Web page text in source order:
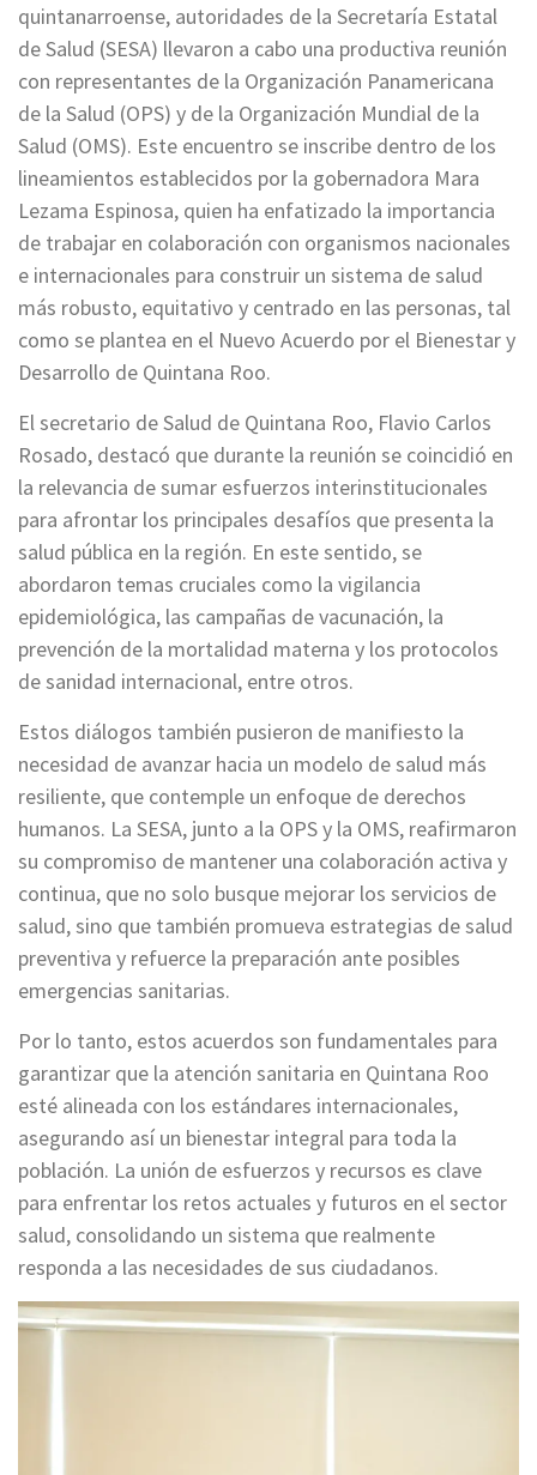
quintanarroense, autoridades de la Secretaría Estatal
de Salud (SESA) llevaron a cabo una productiva reunión
con representantes de la Organización Panamericana
de la Salud (OPS) y de la Organización Mundial de la
Salud (OMS). Este encuentro se inscribe dentro de los
lineamientos establecidos por la gobernadora Mara
Lezama Espinosa, quien ha enfatizado la importancia
de trabajar en colaboración con organismos nacionales
e internacionales para construir un sistema de salud
más robusto, equitativo y centrado en las personas, tal
como se plantea en el Nuevo Acuerdo por el Bienestar y
Desarrollo de Quintana Roo.
El secretario de Salud de Quintana Roo, Flavio Carlos
Rosado, destacó que durante la reunión se coincidió en
la relevancia de sumar esfuerzos interinstitucionales
para afrontar los principales desafíos que presenta la
salud pública en la región. En este sentido, se
abordaron temas cruciales como la vigilancia
epidemiológica, las campañas de vacunación, la
prevención de la mortalidad materna y los protocolos
de sanidad internacional, entre otros.
Estos diálogos también pusieron de manifiesto la
necesidad de avanzar hacia un modelo de salud más
resiliente, que contemple un enfoque de derechos
humanos. La SESA, junto a la OPS y la OMS, reafirmaron
su compromiso de mantener una colaboración activa y
continua, que no solo busque mejorar los servicios de
salud, sino que también promueva estrategias de salud
preventiva y refuerce la preparación ante posibles
emergencias sanitarias.
Por lo tanto, estos acuerdos son fundamentales para
garantizar que la atención sanitaria en Quintana Roo
esté alineada con los estándares internacionales,
asegurando así un bienestar integral para toda la
población. La unión de esfuerzos y recursos es clave
para enfrentar los retos actuales y futuros en el sector
salud, consolidando un sistema que realmente
responda a las necesidades de sus ciudadanos.